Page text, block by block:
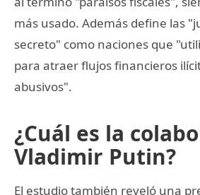
más usado. Además define las
secreto" como naciones que
para atraer flujos financieros
abusivos".
¿Cuál es la
Vladimir Putin?
El estudio también reveló una